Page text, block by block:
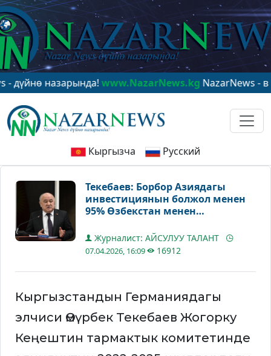
назарында!www.NazarNews.kgNazarNews - в
Кыргызча Русский
Текебаев: Борбор Азиядагы
инвестициянын болжол менен
95% Өзбекстан менен
Журналист: АЙСУЛУУ ТАЛАНТ
07.04.2026, 16:09 16912
Кыргызстандын Германиядагы
элчиси Өмүрбек Текебаев Жогорку
Кеңештин тармактык комитетинде